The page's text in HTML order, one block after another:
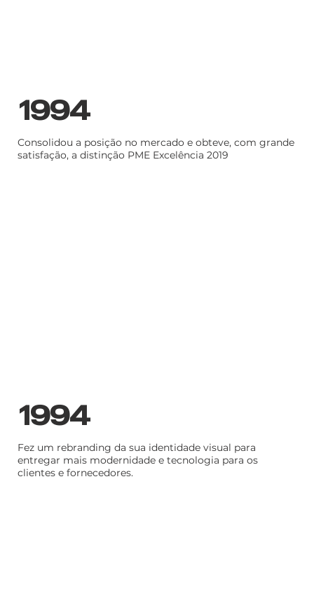
1994
Consolidou a posição no mercado e obteve, com grande
satisfação, a distinção PME Excelência 2019
1994
Fez um rebranding da sua identidade visual para
entregar mais modernidade e tecnologia para os
clientes e fornecedores.